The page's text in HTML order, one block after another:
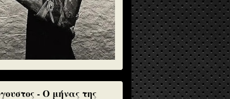
- Ο μήνας της